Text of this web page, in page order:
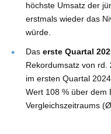
höchste Umsatz der
erstmals wieder das
würde.
Daserste Quartal
Rekordumsatz von rd.
im ersten Quartal
Wert 108 % über dem
Vergleichszeitraums